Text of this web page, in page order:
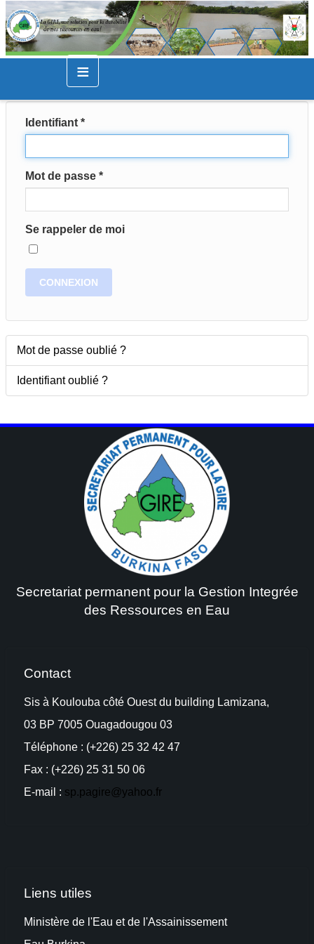
≡
Identifiant *
Mot de passe *
Se rappeler de moi
CONNEXION
Mot de passe oublié ?
Identifiant oublié ?
Secretariat permanent pour la Gestion Integrée
des Ressources en Eau
Contact
Sis à Koulouba côté Ouest du building Lamizana,
03 BP 7005 Ouagadougou 03
Téléphone : (+226) 25 32 42 47
Fax : (+226) 25 31 50 06
E-mail : sp.pagire@yahoo.fr
Liens utiles
Ministère de l'Eau et de l'Assainissement